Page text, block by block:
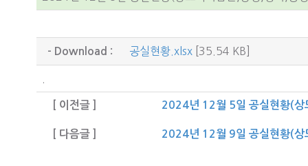
- Download : 공실현황.xlsx [35.54 KB]
[ 이전글 ] 2024년 12월 5일 공실현황(상
[ 다음글 ] 2024년 12월 9일 공실현황(상